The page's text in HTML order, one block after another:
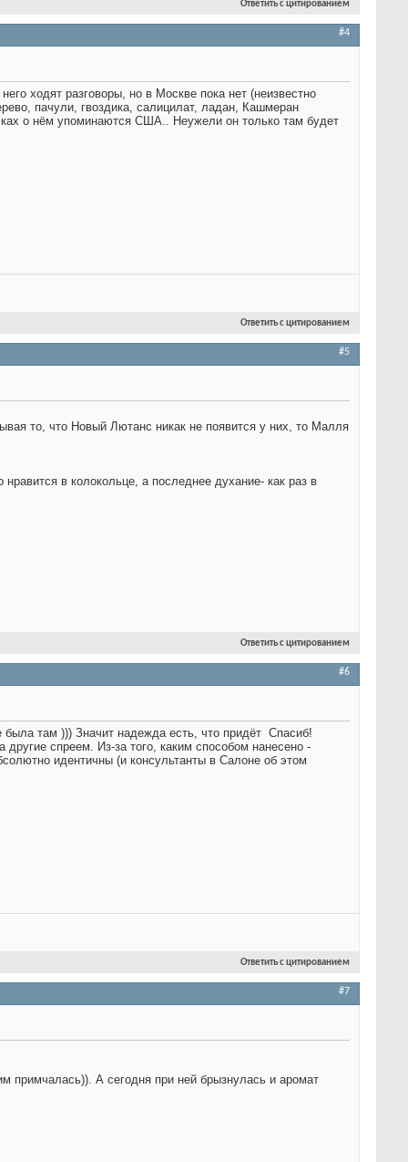
Ответить с цитированием
#4
ходят разговоры, но в Москве пока нет (неизвестно
пачули, гвоздика, салицилат, ладан, Кашмеран
о нём упоминаются США.. Неужели он только там будет
Ответить с цитированием
#5
то, что Новый Лютанс никак не появится у них, то Малля
в колокольце, а последнее духание- как раз в
Ответить с цитированием
#6
там ))) Значит надежда есть, что придёт Спасиб!
спреем. Из-за того, каким способом нанесено -
идентичны (и консультанты в Салоне об этом
Ответить с цитированием
#7
примчалась)). А сегодня при ней брызнулась и аромат